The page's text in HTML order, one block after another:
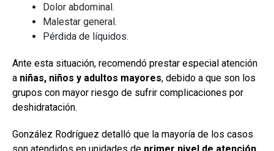
Dolor abdominal.
Malestar general.
Pérdida de líquidos.
Ante esta situación, recomendó prestar especial atención
a niñas, niños y adultos mayores, debido a que son los
grupos con mayor riesgo de sufrir complicaciones por
deshidratación.
González Rodríguez detalló que la mayoría de los casos